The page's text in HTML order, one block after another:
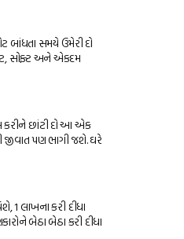
બાંધતા સમયે ઉમેરી દો
સોફ્ટ અને એકદમ
કરીને છાંટી દો આ એક
પણ ભાગી જશે. ઘરે
1 લાખના કરી દીધા
બેઠા બેઠા કરી દીધા